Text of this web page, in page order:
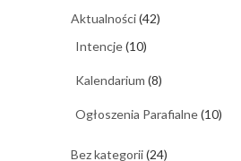
Aktualności(42)
Intencje(10)
Kalendarium (8)
Ogłoszenia Parafialne(10)
Bez kategorii(24)